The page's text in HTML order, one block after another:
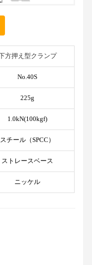
下方押え型クランプ
No.40S
225g
1.0kN(100kgf)
スチール（SPCC）
ストレースベース
ニッケル